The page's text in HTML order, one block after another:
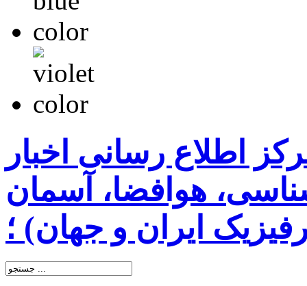
اطلاع رسانی اخبار
هوافضا، آسمان
ایران و جهان) ؛